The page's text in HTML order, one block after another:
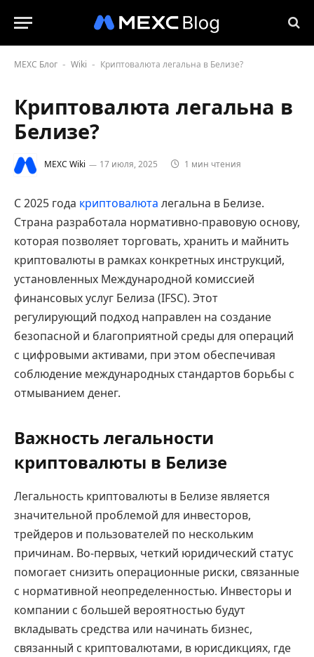
MEXC Блог - Wiki - Криптовалюта легальна в Белизе?
Криптовалюта легальна в
Белизе?
MEXC Wiki 17 июля, 2025 1 мин чтения
С 2025 года криптовалюта легальна в Белизе.
Страна разработала нормативно-правовую основу,
которая позволяет торговать, хранить и майнить
криптовалюты в рамках конкретных инструкций,
установленных Международной комиссией
финансовых услуг Белиза (IFSC). Этот
регулирующий подход направлен на создание
безопасной и благоприятной среды для операций
с цифровыми активами, при этом обеспечивая
соблюдение международных стандартов борьбы с
отмыванием денег.
Важность легальности
криптовалюты в Белизе
Легальность криптовалюты в Белизе является
значительной проблемой для инвесторов,
трейдеров и пользователей по нескольким
причинам. Во-первых, четкий юридический статус
помогает снизить операционные риски, связанные
с нормативной неопределенностью. Инвесторы и
компании с большей вероятностью будут
вкладывать средства или начинать бизнес,
связанный с криптовалютами, в юрисдикциях, где